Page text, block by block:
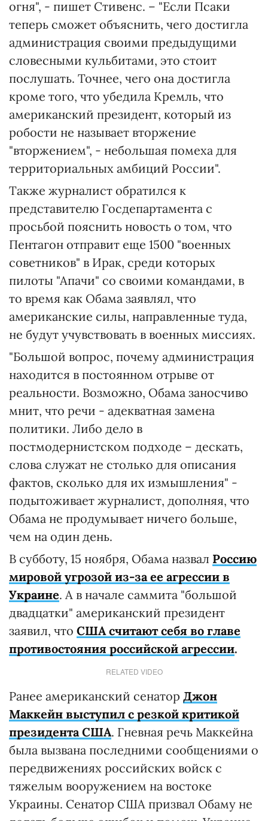
огня", - пишет Стивенс. – "Если Псаки
теперь сможет объяснить, чего достигла
администрация своими предыдущими
словесными кульбитами, это стоит
послушать. Точнее, чего она достигла
кроме того, что убедила Кремль, что
американский президент, который из
робости не называет вторжение
"вторжением", - небольшая помеха для
территориальных амбиций России".
Также журналист обратился к
представителю Госдепартамента с
просьбой пояснить новость о том, что
Пентагон отправит еще 1500 "военных
советников" в Ирак, среди которых
пилоты "Апачи" со своими командами, в
то время как Обама заявлял, что
американские силы, направленные туда,
не будут учувствовать в военных миссиях.
"Большой вопрос, почему администрация
находится в постоянном отрыве от
реальности. Возможно, Обама заносчиво
мнит, что речи - адекватная замена
политики. Либо дело в
постмодернистском подходе – дескать,
слова служат не столько для описания
фактов, сколько для их измышления" -
подытоживает журналист, дополняя, что
Обама не продумывает ничего больше,
чем на один день.
В субботу, 15 ноября, Обама назвал Россию
мировой угрозой из-за ее агрессии в
Украине. А в начале саммита "большой
двадцатки" американский президент
заявил, что США считают себя во главе
противостояния российской агрессии.
RELATED VIDEO
Ранее американский сенатор Джон
Маккейн выступил с резкой критикой
президента США. Гневная речь Маккейна
была вызвана последними сообщениями о
передвижениях российских войск с
тяжелым вооружением на востоке
Украины. Сенатор США призвал Обаму не